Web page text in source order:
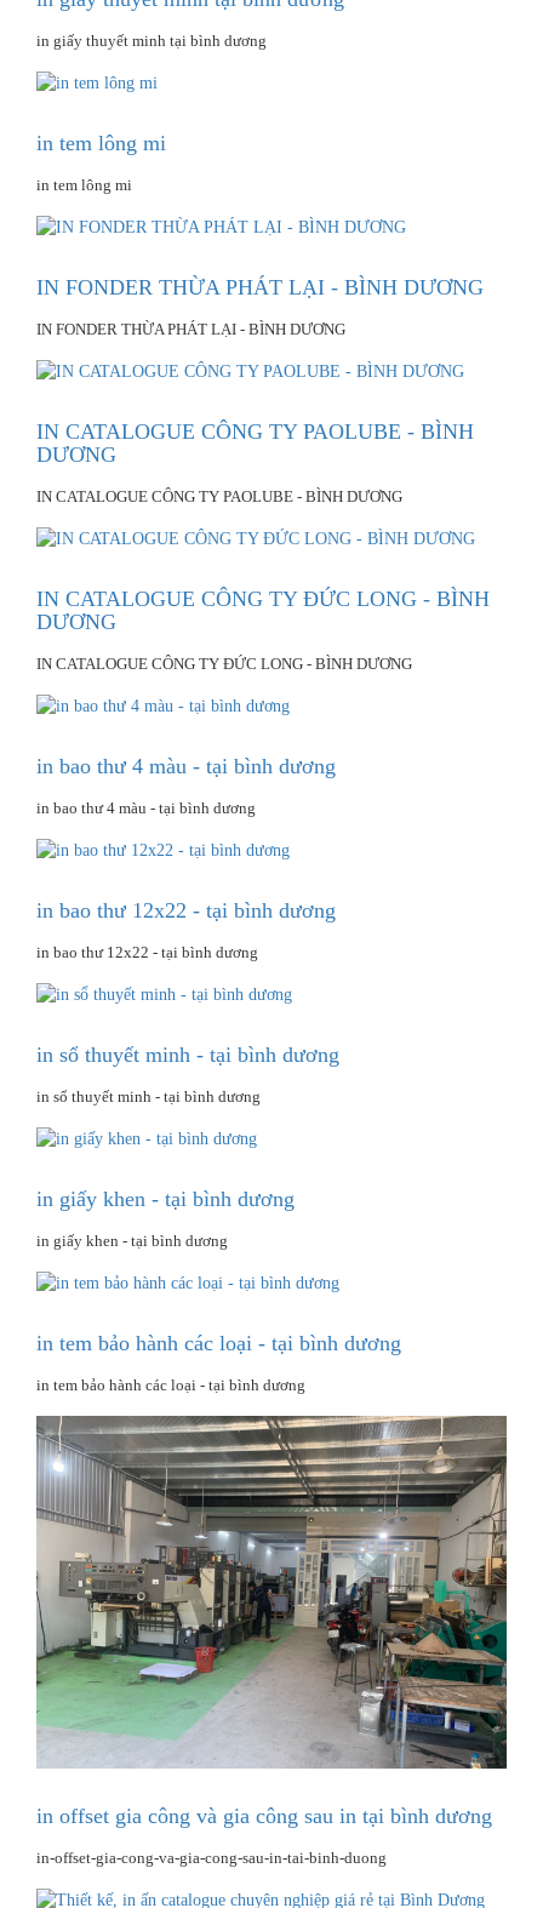
in giấy thuyết minh tại bình dương
in tem lông mi
in tem lông mi
IN FONDER THỪA PHÁT LẠI - BÌNH DƯƠNG
IN FONDER THỪA PHÁT LẠI - BÌNH DƯƠNG
IN CATALOGUE CÔNG TY PAOLUBE - BÌNH
DƯƠNG
IN CATALOGUE CÔNG TY PAOLUBE - BÌNH DƯƠNG
IN CATALOGUE CÔNG TY ĐỨC LONG - BÌNH
DƯƠNG
IN CATALOGUE CÔNG TY ĐỨC LONG - BÌNH DƯƠNG
in bao thư 4 màu - tại bình dương
in bao thư 4 màu - tại bình dương
in bao thư 12x22 - tại bình dương
in bao thư 12x22 - tại bình dương
in sổ thuyết minh - tại bình dương
in sổ thuyết minh - tại bình dương
in giấy khen - tại bình dương
in giấy khen - tại bình dương
in tem bảo hành các loại - tại bình dương
in tem bảo hành các loại - tại bình dương
in offset gia công và gia công sau in tại bình dương
in-offset-gia-cong-va-gia-cong-sau-in-tai-binh-duong